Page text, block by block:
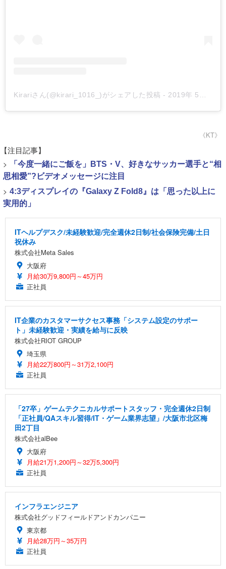
Kirariさん(@kirari_1016_)がシェアした投稿 - 2019年 5月月9日午前1時09分PDT
《KT》
【注目記事】
>
「今度一緒にご飯を」BTS・V、好きなサッカー選手と“相
思相愛”?ビデオメッセージに注目
> 4:3ディスプレイの『Galaxy Z Fold8』は「思った以上に
実用的」
ITヘルプデスク/未経験歓迎/完全週休2日制/社会保険完備/土日
祝休み
株式会社Meta Sales
大阪府
月給30万9,800円～45万円
正社員
IT企業のカスタマーサクセス事務「システム設定のサポー
ト」未経験歓迎・実績を給与に反映
株式会社RIOT GROUP
埼玉県
月給22万800円～31万2,100円
正社員
「27卒」ゲームテクニカルサポートスタッフ・完全週休2日制
「正社員/QAスキル習得/IT・ゲーム業界志望」/大阪市北区梅
田2丁目
株式会社alBee
大阪府
月給21万1,200円～32万5,300円
正社員
インフラエンジニア
株式会社グッドフィールドアンドカンパニー
東京都
月給28万円～35万円
正社員